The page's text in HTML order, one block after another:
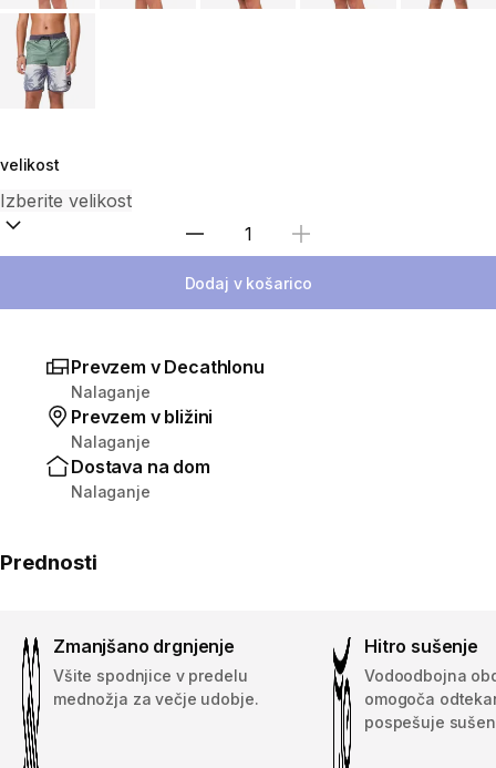
velikost
Izberite količino
Dodaj v košarico
Prevzem v Decathlonu
Nalaganje
Prevzem v bližini
Nalaganje
Dostava na dom
Nalaganje
Prednosti
Zmanjšano drgnjenje
Všite spodnjice v predelu
mednožja za večje udobje.
Hitro sušenje
Vodoodbojna
omogoča
pospešuje